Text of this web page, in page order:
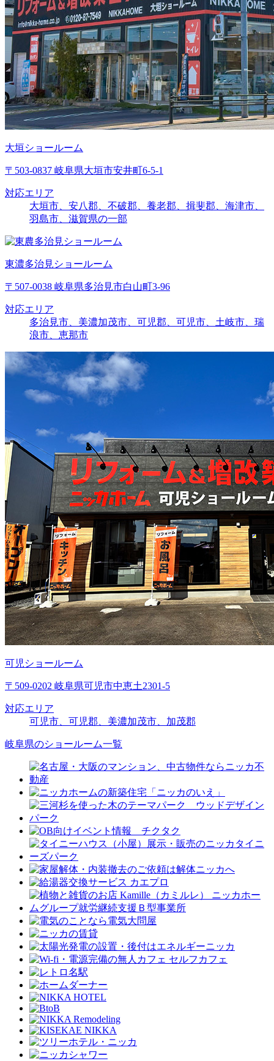
大垣ショールーム
〒503-0837 岐阜県大垣市安井町6-5-1
対応エリア
大垣市、安八郡、不破郡、養老郡、揖斐郡、海津市、
羽島市、滋賀県の一部
東濃多治見ショールーム
〒507-0038 岐阜県多治見市白山町3-96
対応エリア
多治見市、美濃加茂市、可児郡、可児市、土岐市、瑞
浪市、恵那市
可児ショールーム
〒509-0202 岐阜県可児市中恵土2301-5
対応エリア
可児市、可児郡、美濃加茂市、加茂郡
岐阜県のショールーム一覧